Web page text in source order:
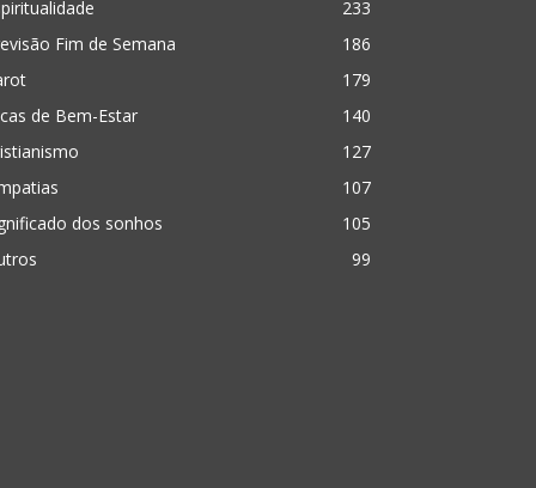
233
Fim de Semana
186
179
de Bem-Estar
140
127
107
dos sonhos
105
99